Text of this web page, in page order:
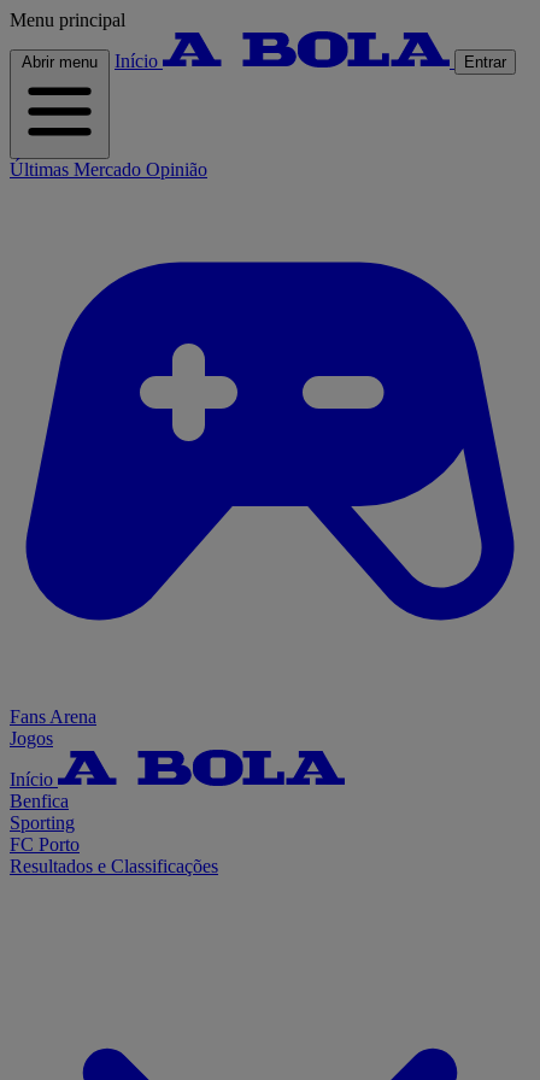
Menu principal
Abrir menu Início Entrar
Últimas Mercado Opinião
Fans Arena
Jogos
Início
Benfica
Sporting
FC Porto
Resultados e Classificações